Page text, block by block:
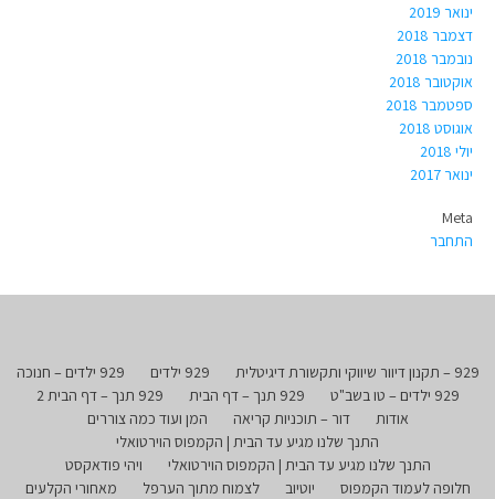
ינואר 2019
דצמבר 2018
נובמבר 2018
אוקטובר 2018
ספטמבר 2018
אוגוסט 2018
יולי 2018
ינואר 2017
Meta
התחבר
929 – תקנון דיוור שיווקי ותקשורת דיגיטלית 929 ילדים
929 ילדים – חנוכה
929 ילדים – טו בשב"ט
929 תנך – דף הבית
929 תנך – דף הבית 2
אודות
דור – תוכניות קריאה
המן ועוד כמה צוררים
התנך שלנו מגיע עד הבית | הקמפוס הוירטואלי
התנך שלנו מגיע עד הבית | הקמפוס הוירטואלי
ויהי פודאקסט
חלופה לעמוד הקמפוס
יוטיוב לצמוח מתוך הערפל
מאחורי הקלעים